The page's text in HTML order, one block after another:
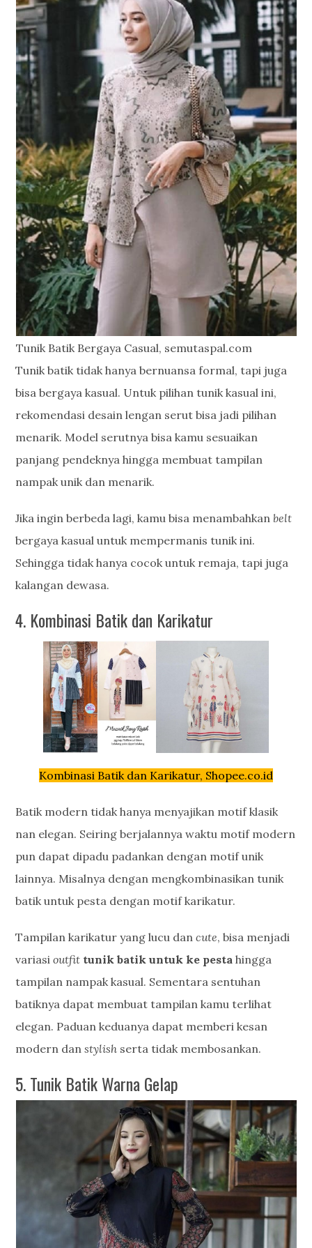
Tunik Batik Bergaya Casual, semutaspal.com
Tunik batik tidak hanya bernuansa formal, tapi juga
bisa bergaya kasual. Untuk pilihan tunik kasual ini,
rekomendasi desain lengan serut bisa jadi pilihan
menarik. Model serutnya bisa kamu sesuaikan
panjang pendeknya hingga membuat tampilan
nampak unik dan menarik.
Jika ingin berbeda lagi, kamu bisa menambahkanbelt
bergaya kasual untuk mempermanis tunik ini.
Sehingga tidak hanya cocok untuk remaja, tapi juga
kalangan dewasa.
4. Kombinasi Batik dan Karikatur
Kombinasi Batik dan Karikatur, Shopee.co.id
Batik modern tidak hanya menyajikan motif klasik
nan elegan. Seiring berjalannya waktu motif modern
pun dapat dipadu padankan dengan motif unik
lainnya. Misalnya dengan mengkombinasikan tunik
batik untuk pesta dengan motif karikatur.
Tampilan karikatur yang lucu dancute, bisa menjadi
variasioutfit tunik batik untuk ke pesta hingga
tampilan nampak kasual. Sementara sentuhan
batiknya dapat membuat tampilan kamu terlihat
elegan. Paduan keduanya dapat memberi kesan
modern danstylish serta tidak membosankan.
5. Tunik Batik Warna Gelap